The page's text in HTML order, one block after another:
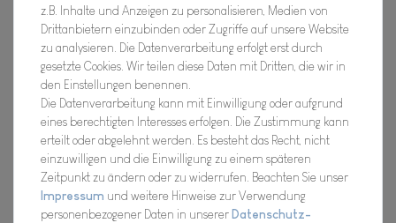
CLASSIC COLLECTION - runde
Auflaufform mit Deckel, 1 Liter
Hersteller
Artikel Nr.:
2006.198
z.B. Inhalte und Anzeigen zu personalisieren, Medien von
Drittanbietern einzubinden oder Zugriffe auf unsere Website
zu analysieren. Die Datenverarbeitung erfolgt erst durch
gesetzte Cookies. Wir teilen diese Daten mit Dritten, die wir in
den Einstellungen benennen.
Die Datenverarbeitung kann mit Einwilligung oder aufgrund
eines berechtigten Interesses erfolgen. Die Zustimmung kann
erteilt oder abgelehnt werden. Es besteht das Recht, nicht
einzuwilligen und die Einwilligung zu einem späteren
Zeitpunkt zu ändern oder zu widerrufen. Beachten Sie unser
Impressum und weitere Hinweise zur Verwendung
personenbezogener Daten in unsererDaten­schutz­